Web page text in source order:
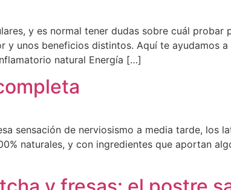
y es normal tener dudas sobre cuál probar
unos beneficios distintos. Aquí te ayudamos
natural Energía […]
sensación de nerviosismo a media tarde, los
naturales, y con ingredientes que aportan